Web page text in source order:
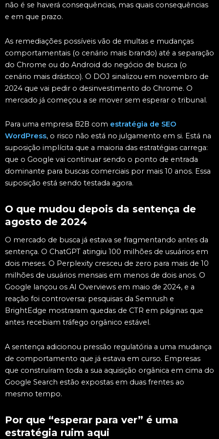
não é se haverá consequências, mas quais consequências
e em que prazo.
As remediações possíveis vão de multas e mudanças
comportamentais (o cenário mais brando) até a separação
do Chrome ou do Android do negócio de busca (o
cenário mais drástico). O DOJ sinalizou em novembro de
2024 que vai pedir o desinvestimento do Chrome. O
mercado já começou a se mover sem esperar o tribunal.
Para uma empresa B2B com estratégia de SEO
WordPress, o risco não está no julgamento em si. Está na
suposição implícita que a maioria das estratégias carrega:
que o Google vai continuar sendo o ponto de entrada
dominante para buscas comerciais por mais 10 anos. Essa
suposição está sendo testada agora.
O que mudou depois da sentença de
agosto de 2024
O mercado de busca já estava se fragmentando antes da
sentença. O ChatGPT atingiu 100 milhões de usuários em
dois meses. O Perplexity cresceu de zero para mais de 10
milhões de usuários mensais em menos de dois anos. O
Google lançou os AI Overviews em maio de 2024, e a
reação foi controversa: pesquisas da Semrush e
BrightEdge mostraram quedas de CTR em páginas que
antes recebiam tráfego orgânico estável.
A sentença adicionou pressão regulatória a uma mudança
de comportamento que já estava em curso. Empresas
que construíram toda a sua aquisição orgânica em cima do
Google Search estão expostas em duas frentes ao
mesmo tempo.
Por que “esperar para ver” é uma
estratégia ruim aqui